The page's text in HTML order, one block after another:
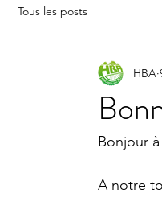
Tous les posts
HBA
Bonjour
A notre